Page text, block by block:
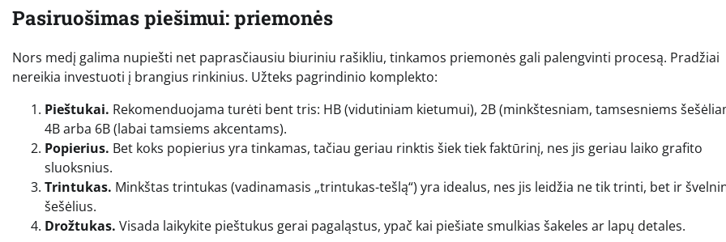
Pasiruošimas piešimui: priemonės
Nors medį galima nupiešti net paprasčiausiu biuriniu rašikliu, tinkamos priemonės gali palengvinti procesą. Pradžiai
nereikia investuoti į brangius rinkinius. Užteks pagrindinio komplekto:
Pieštukai. Rekomenduojama turėti bent tris: HB (vidutiniam kietumui), 2B (minkštesniam, tamsesniems
4B arba 6B (labai tamsiems akcentams).
Popierius. Bet koks popierius yra tinkamas, tačiau geriau rinktis šiek tiek faktūrinį, nes jis geriau laiko grafito
sluoksnius.
Trintukas. Minkštas trintukas (vadinamasis „trintukas-tešlą“) yra idealus, nes jis leidžia ne tik trinti, bet ir
šešėlius.
Drožtukas. Visada laikykite pieštukus gerai pagaląstus, ypač kai piešiate smulkias šakeles ar lapų detales.